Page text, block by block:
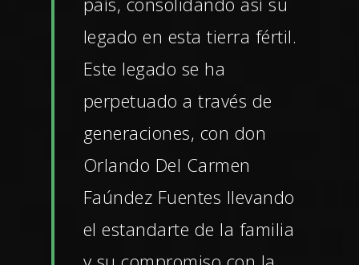
legado en esta tierra fértil.
Este legado se ha
perpetuado a través de
generaciones, con don
Orlando Del Carmen
Faúndez Fuentes llevando
el estandarte de la familia